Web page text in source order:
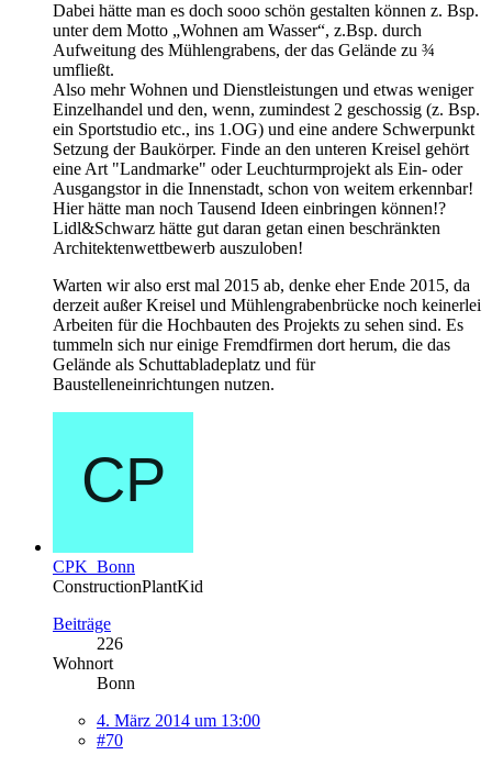
Dabei hätte man es doch sooo schön gestalten können z. Bsp.
unter dem Motto „Wohnen am Wasser“, z.Bsp. durch
Aufweitung des Mühlengrabens, der das Gelände zu ¾
umfließt.
Also mehr Wohnen und Dienstleistungen und etwas weniger
Einzelhandel und den, wenn, zumindest 2 geschossig (z. Bsp.
ein Sportstudio etc., ins 1.OG) und eine andere Schwerpunkt
Setzung der Baukörper. Finde an den unteren Kreisel gehört
eine Art "Landmarke" oder Leuchturmprojekt als Ein- oder
Ausgangstor in die Innenstadt, schon von weitem erkennbar!
Hier hätte man noch Tausend Ideen einbringen können!?
Lidl&Schwarz hätte gut daran getan einen beschränkten
Architektenwettbewerb auszuloben!
Warten wir also erst mal 2015 ab, denke eher Ende 2015, da
derzeit außer Kreisel und Mühlengrabenbrücke noch keinerlei
Arbeiten für die Hochbauten des Projekts zu sehen sind. Es
tummeln sich nur einige Fremdfirmen dort herum, die das
Gelände als Schuttabladeplatz und für
Baustelleneinrichtungen nutzen.
CPK_Bonn
ConstructionPlantKid
Beiträge
226
Wohnort
Bonn
4. März 2014 um 13:00
#70